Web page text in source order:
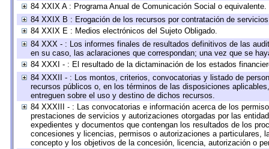
84 XXIX A : Programa Anual de Comunicación Social o equivalente.
84 XXIX B : Erogación de los recursos por contratación de
84 XXIX E : Medios electrónicos del Sujeto Obligado.
84 XXX - : Los informes finales de resultados definitivos de las
en su caso, las aclaraciones que correspondan; una vez que se
84 XXXI - : El resultado de la dictaminación de los estados
84 XXXII - : Los montos, criterios, convocatorias y listado de
recursos públicos o, en los términos de las disposiciones
entreguen sobre el uso y destino de dichos recursos.
84 XXXIII - : Las convocatorias e información acerca de los
prestaciones de servicios y autorizaciones otorgadas por las
expedientes y documentos que contengan los resultados de los
concesiones y licencias, permisos o autorizaciones a particulares,
concepto y los objetivos de la concesión, licencia, autorización o